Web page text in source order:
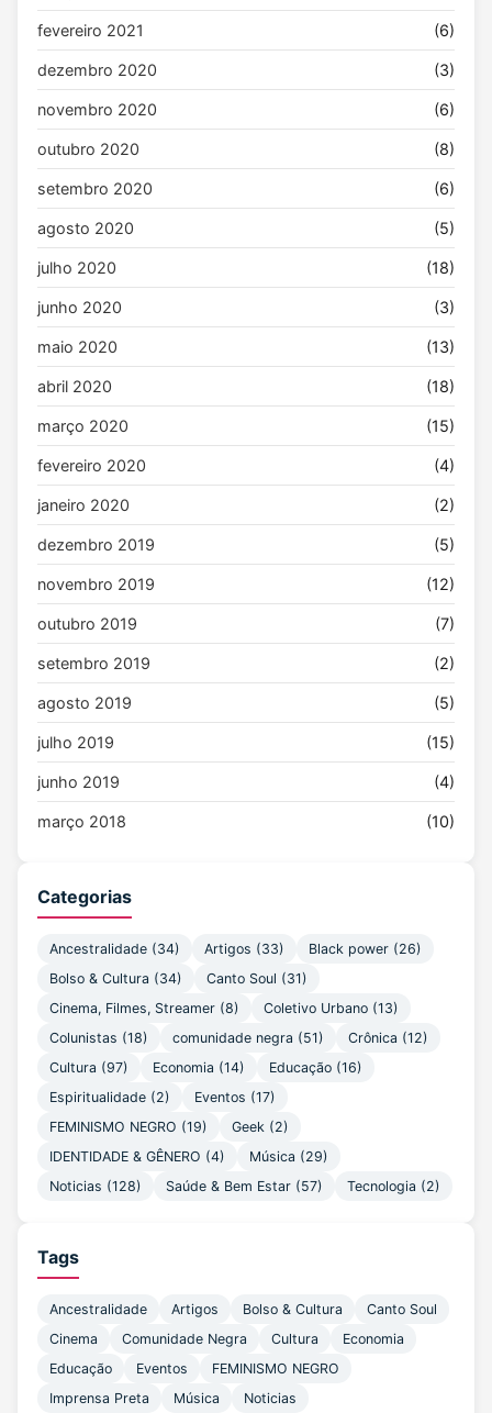
fevereiro 2021 (6)
dezembro 2020 (3)
novembro 2020 (6)
outubro 2020 (8)
setembro 2020 (6)
agosto 2020 (5)
julho 2020 (18)
junho 2020 (3)
maio 2020 (13)
abril 2020 (18)
março 2020 (15)
fevereiro 2020 (4)
janeiro 2020 (2)
dezembro 2019 (5)
novembro 2019 (12)
outubro 2019 (7)
setembro 2019 (2)
agosto 2019 (5)
julho 2019 (15)
junho 2019 (4)
março 2018 (10)
Categorias
Ancestralidade (34) Artigos (33)
Black power (26)
Bolso & Cultura (34)
Canto Soul (31)
Cinema, Filmes, Streamer (8)
Coletivo Urbano (13)
Colunistas (18)
comunidade negra (51)
Crônica (12)
Cultura (97)
Economia (14)
Educação (16)
Espiritualidade (2)
Eventos (17)
FEMINISMO NEGRO (19)
Geek (2)
IDENTIDADE & GÊNERO (4)
Música (29)
Noticias (128)
Saúde & Bem Estar (57) Tecnologia (2)
Tags
Ancestralidade Artigos Bolso & Cultura
Canto Soul
Cinema
Comunidade Negra Cultura
Economia
Educação
Eventos
FEMINISMO NEGRO
Imprensa Preta
Música
Noticias